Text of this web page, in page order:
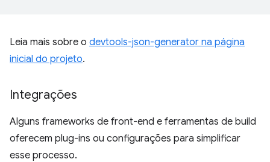
Leia mais sobre o devtools-json-generator na página
inicial do projeto.
Integrações
Alguns frameworks de front-end e ferramentas de build
oferecem plug-ins ou configurações para simplificar
esse processo.